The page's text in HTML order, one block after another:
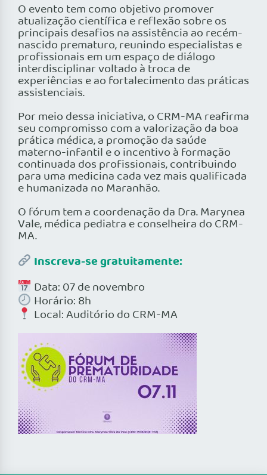
O evento tem como objetivo promover
atualização científica e reflexão sobre os
principais desafios na assistência ao recém-
nascido prematuro, reunindo especialistas e
profissionais em um espaço de diálogo
interdisciplinar voltado à troca de
experiências e ao fortalecimento das práticas
assistenciais.
Por meio dessa iniciativa, o CRM-MA reafirma
seu compromisso com a valorização da boa
prática médica, a promoção da saúde
materno-infantil e o incentivo à formação
continuada dos profissionais, contribuindo
para uma medicina cada vez mais qualificada
e humanizada no Maranhão.
O fórum tem a coordenação da Dra. Marynea
Vale, médica pediatra e conselheira do CRM-
MA.
Inscreva-se gratuitamente:
Data: 07 de novembro
Horário: 8h
Local: Auditório do CRM-MA